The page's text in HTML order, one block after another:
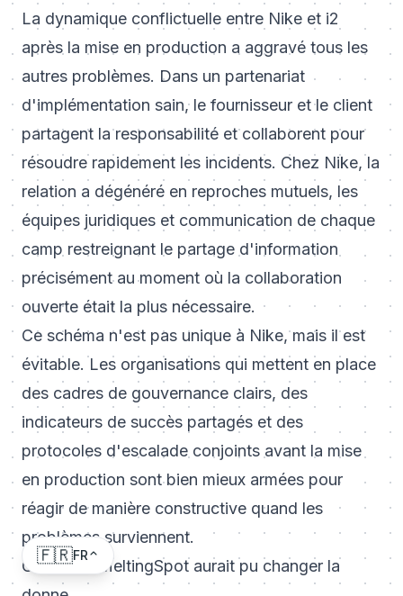
La dynamique conflictuelle entre Nike et i2
après la mise en production a aggravé tous les
autres problèmes. Dans un partenariat
d'implémentation sain, le fournisseur et le client
partagent la responsabilité et collaborent pour
résoudre rapidement les incidents. Chez Nike, la
relation a dégénéré en reproches mutuels, les
équipes juridiques et communication de chaque
camp restreignant le partage d'information
précisément au moment où la collaboration
ouverte était la plus nécessaire.
Ce schéma n'est pas unique à Nike, mais il est
évitable. Les organisations qui mettent en place
des cadres de gouvernance clairs, des
indicateurs de succès partagés et des
protocoles d'escalade conjoints avant la mise
en production sont bien mieux armées pour
réagir de manière constructive quand les
problèmes surviennent.
Comment MeltingSpot aurait pu changer la
🇫🇷FR